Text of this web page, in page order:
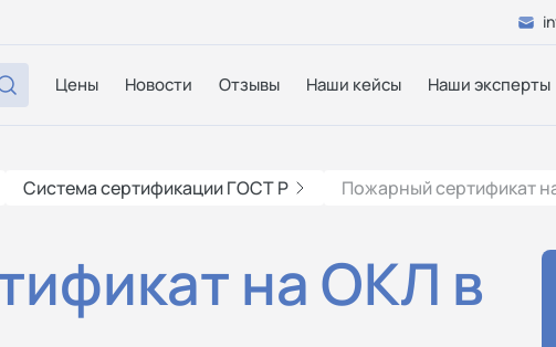
Цены Новости Отзывы Наши кейсы Наши эксперты
Система сертификации ГОСТ Р Пожарный сертификат
на ОКЛ в